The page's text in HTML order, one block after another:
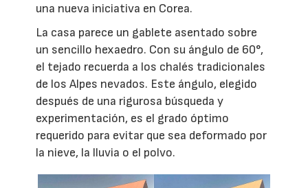
una nueva iniciativa en Corea.
La casa parece un gablete asentado sobre
un sencillo hexaedro. Con su ángulo de 60°,
el tejado recuerda a los chalés tradicionales
de los Alpes nevados. Este ángulo, elegido
después de una rigurosa búsqueda y
experimentación, es el grado óptimo
requerido para evitar que sea deformado por
la nieve, la lluvia o el polvo.